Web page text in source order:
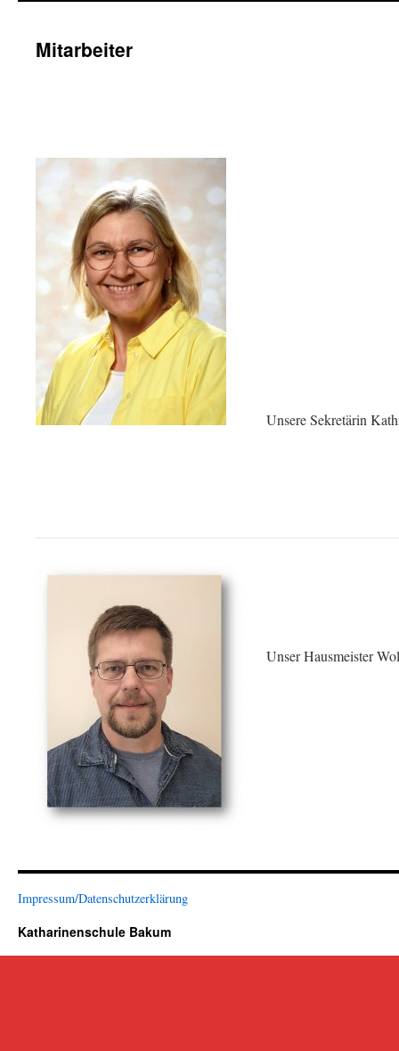
Mitarbeiter
Unsere Sekretärin
Unser Hausmeister
Impressum/Datenschutzerklärung
Katharinenschule Bakum